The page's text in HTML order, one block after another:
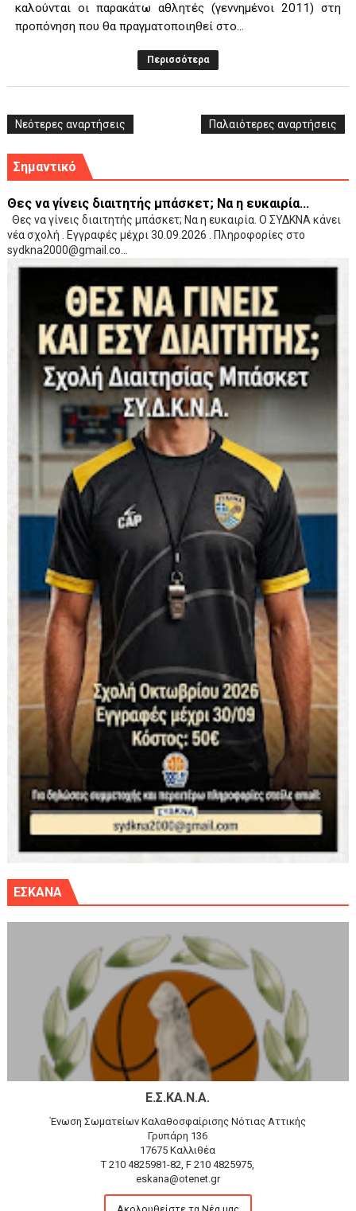
καλούνται οι παρακάτω αθλητές (γεννημένοι 2011) στη
προπόνηση που θα πραγματοποιηθεί στο...
Περισσότερα
Νεότερες αναρτήσεις Παλαιότερες αναρτήσεις
Σημαντικό
Θες να γίνεις διαιτητής μπάσκετ; Να η ευκαιρία...
Θες να γίνεις διαιτητής μπάσκετ; Να η ευκαιρία. Ο ΣΥΔΚΝΑ κάνει
νέα σχολή . Εγγραφές μέχρι 30.09.2026 . Πληροφορίες στο
sydkna2000@gmail.co...
ΕΣΚΑΝΑ
Ε.Σ.ΚΑ.Ν.Α.
Ένωση Σωματείων Καλαθοσφαίρισης Νότιας Αττικής
Γρυπάρη 136
17675 Καλλιθέα
T 210 4825981-82, F 210 4825975,
eskana@otenet.gr